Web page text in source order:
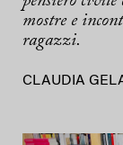
mostre e
ragazzi.
CLAUDIA